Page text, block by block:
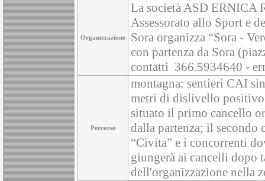
Organizzazione
La società ASD ERNICA
Assessorato allo Sport e
Sora organizza “Sora -
con partenza da Sora
contatti 366.5934640 -
Percorso
montagna: sentieri CAI
metri di dislivello
situato il primo cancello
dalla partenza; il secondo
“Civita” e i concorrenti
giungerà ai cancelli dopo
dell'organizzazione nella